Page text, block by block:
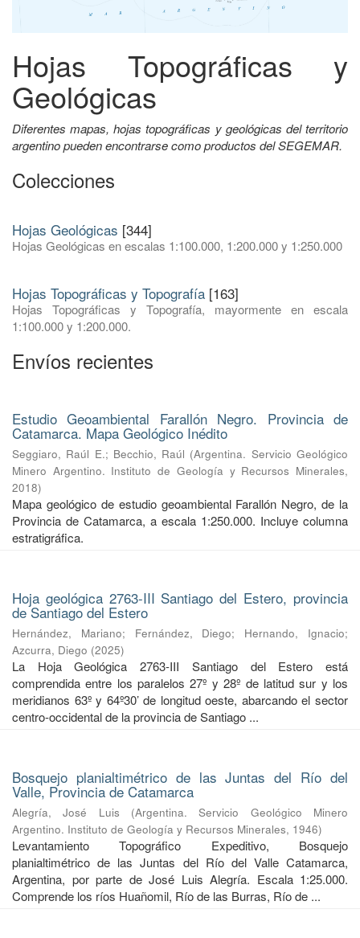
Hojas Topográficas y
Geológicas
Diferentes mapas, hojas topográficas y geológicas del territorio
argentino pueden encontrarse como productos del SEGEMAR.
Colecciones
Hojas Geológicas [344]
Hojas Geológicas en escalas 1:100.000, 1:200.000 y 1:250.000
Hojas Topográficas y Topografía [163]
Hojas Topográficas y Topografía, mayormente en escala
1:100.000 y 1:200.000.
Envíos recientes
Estudio Geoambiental Farallón Negro. Provincia de
Catamarca. Mapa Geológico Inédito
Seggiaro, Raúl E.; Becchio, Raúl (Argentina. Servicio Geológico
Minero Argentino. Instituto de Geología y Recursos Minerales,
2018)
Mapa geológico de estudio geoambiental Farallón Negro, de la
Provincia de Catamarca, a escala 1:250.000. Incluye columna
estratigráfica.
Hoja geológica 2763-III Santiago del Estero, provincia
de Santiago del Estero
Hernández, Mariano; Fernández, Diego; Hernando, Ignacio;
Azcurra, Diego (2025)
La Hoja Geológica 2763-III Santiago del Estero está
comprendida entre los paralelos 27º y 28º de latitud sur y los
meridianos 63º y 64º30’ de longitud oeste, abarcando el sector
centro-occidental de la provincia de Santiago ...
Bosquejo planialtimétrico de las Juntas del Río del
Valle, Provincia de Catamarca
Alegría, José Luis (Argentina. Servicio Geológico Minero
Argentino. Instituto de Geología y Recursos Minerales, 1946)
Levantamiento Topográfico Expeditivo, Bosquejo
planialtimétrico de las Juntas del Río del Valle Catamarca,
Argentina, por parte de José Luis Alegría. Escala 1:25.000.
Comprende los ríos Huañomil, Río de las Burras, Río de ...